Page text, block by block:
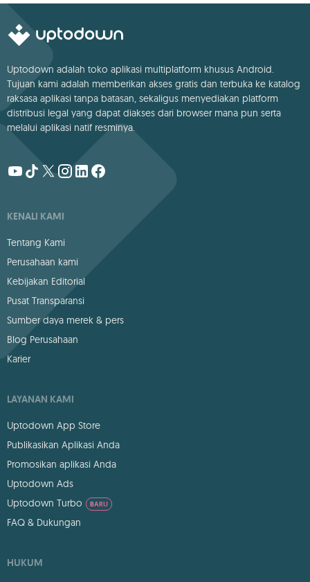
Uptodown adalah toko aplikasi multiplatform khusus Android.
Tujuan kami adalah memberikan akses gratis dan terbuka ke katalog
raksasa aplikasi tanpa batasan, sekaligus menyediakan platform
distribusi legal yang dapat diakses dari browser mana pun serta
melalui aplikasi natif resminya.
KENALI KAMI
Tentang Kami
Perusahaan kami
Kebijakan Editorial
Pusat Transparansi
Sumber daya merek & pers
Blog Perusahaan
Karier
LAYANAN KAMI
Uptodown App Store
Publikasikan Aplikasi Anda
Promosikan aplikasi Anda
Uptodown Ads
Uptodown Turbo
BARU
FAQ & Dukungan
HUKUM